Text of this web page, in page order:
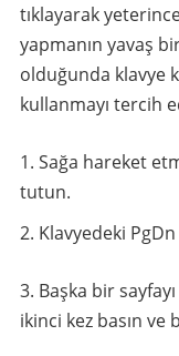
tıklayarak
yapmanın yavaş
olduğunda klavye
kullanmayı tercih
Sağa hareket
tutun.
Klavyedeki
Başka bir
ikinci kez basın ve